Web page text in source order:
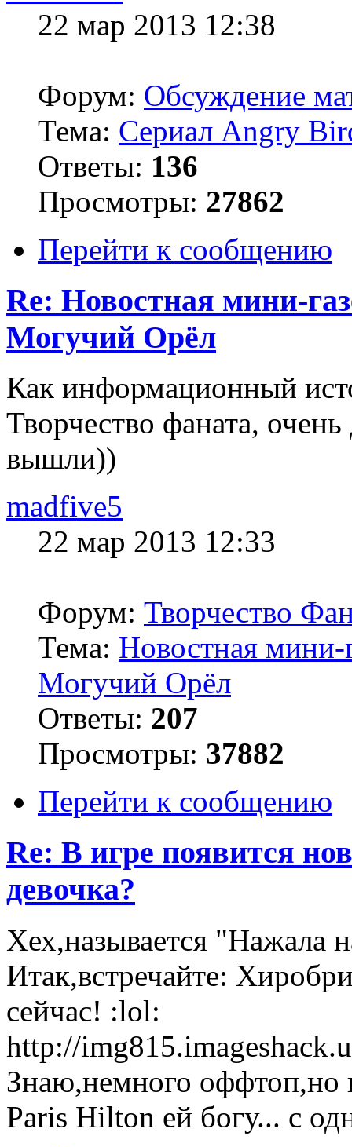
22 мар 2013 12:38
Форум: Обсуждение
Тема: Сериал Angry
Ответы: 136
Просмотры: 27862
Перейти к сообщению
Re: Новостная мини-
Могучий Орёл
Как информационный
Творчество фаната,
вышли))
madfive5
22 мар 2013 12:33
Форум: Творчество
Тема: Новостная мини-
Могучий Орёл
Ответы: 207
Просмотры: 37882
Перейти к сообщению
Re: В игре появится
девочка?
Хех,называется "Нажала
Итак,встречайте:
сейчас! :lol:
http://
Знаю,немного оффтоп,но
Paris Hilton ей богу... с